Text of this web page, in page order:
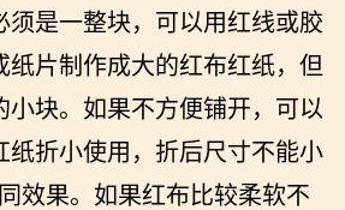
须是一整块，可以用红线或胶
纸片制作成大的红布红纸，但
小块。如果不方便铺开，可以
纸折小使用，折后尺寸不能小
效果。如果红布比较柔软不